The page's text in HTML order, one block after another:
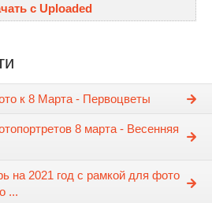
с Uploaded
к 8 Марта - Первоцветы
8 марта - Весенняя
на 2021 год с рамкой для фото
...